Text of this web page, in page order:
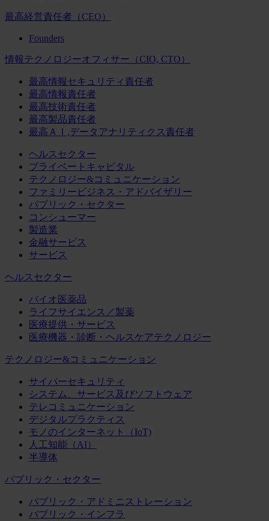
最高経営責任者（CEO）
Founders
情報テクノロジーオフィサー（CIO, CTO）
最高情報セキュリティ責任者
最高情報責任者
最高技術責任者
最高製品責任者
最高ＡＩ,データアナリティクス責任者
ヘルスセクター
プライベートキャピタル
テクノロジー&コミュニケーション
ファミリービジネス・アドバイザリー
パブリック・セクター
コンシューマー
製造業
金融サービス
サービス
ヘルスセクター
バイオ医薬品
ライフサイエンス／製薬
医療提供・サービス
医療機器・診断・ヘルスケアテクノロジー
テクノロジー&コミュニケーション
サイバーセキュリティ
システム、サービス及びソフトウェア
テレコミュニケーション
デジタルプラクティス
モノのインターネット（IoT)
人工知能（AI）
半導体
パブリック・セクター
パブリック・アドミニストレーション
パブリック・インフラ